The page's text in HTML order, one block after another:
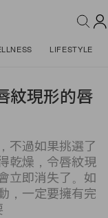
LIFESTYLE
紋現形的唇
不過如果挑選了
乾燥，令唇紋現
立即消失了。如
，一定要擁有完